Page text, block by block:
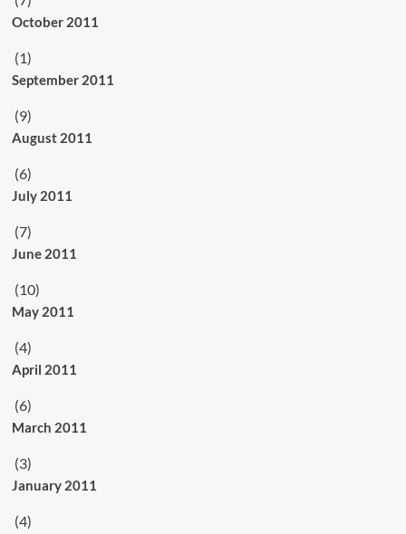
October 2011
(1)
September 2011
(9)
August 2011
(6)
July 2011
(7)
June 2011
(10)
May 2011
(4)
April 2011
(6)
March 2011
(3)
January 2011
(4)